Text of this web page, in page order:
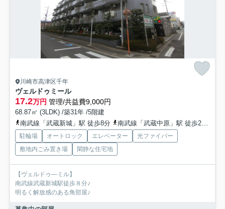
川崎市高津区千年
ヴェルドゥミール
17.2万円 管理/共益費9,000円
68.87㎡ (3LDK) /築31年 /5階建
南武線「武蔵新城」駅 徒歩8分
南武線「武蔵中原」駅 徒歩20分
駐輪場 オートロック エレベーター
光ファイバー
敷地内ごみ置き場
閑静な住宅地
【ヴェルドゥ―ミル】
南武線武蔵新城駅徒歩８分♪
明るく解放感のある角部屋♪